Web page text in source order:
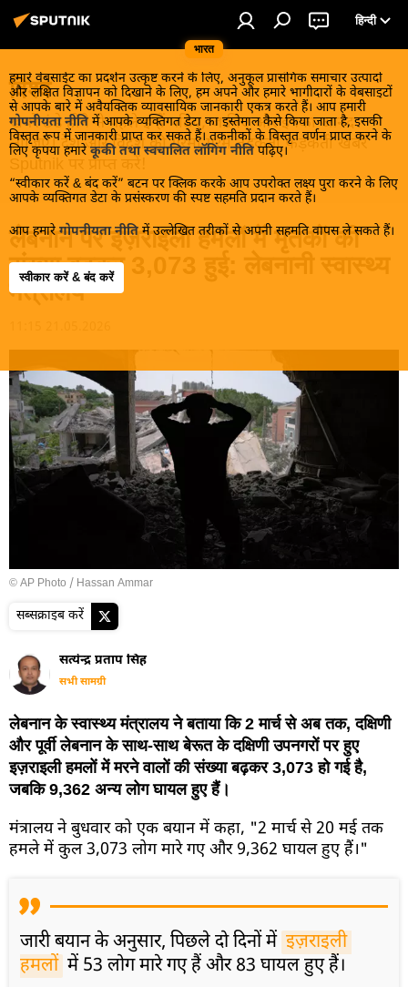
भारत
हिन्दी
हमारे वेबसाईट का प्रदर्शन उत्कृष्ट करने के लिए, अनुकूल प्रासंगिक समाचार उत्पादों
और लक्षित विज्ञापन को दिखाने के लिए, हम अपने और हमारे भागीदारों के वेबसाइटों
से आपके बारे में अवैयक्तिक व्यावसायिक जानकारी एकत्र करते हैं। आप हमारी
गोपनीयता नीति में आपके व्यक्तिगत डेटा का इस्तेमाल कैसे किया जाता है, इसकी
विस्तृत रूप में जानकारी प्राप्त कर सकते हैं। तकनीकों के विस्तृत वर्णन प्राप्त करने के
लिए कृपया हमारे कूकी तथा स्वचालित लॉगिंग नीति पढ़िए।
“स्वीकार करें & बंद करें” बटन पर क्लिक करके आप उपरोक्त लक्ष्य पुरा करने के लिए
आपके व्यक्तिगत डेटा के प्रसंस्करण की स्पष्ट सहमति प्रदान करते हैं।
आप हमारे गोपनीयता नीति में उल्लेखित तरीकों से अपनी सहमति वापस ले सकते हैं।
स्वीकार करें & बंद करें
विश्व
खबरें ठंडे होने से पहले इन्हें पढ़िए, जानिए और इनका आनंद
लीजिए। देश और विदेश की गरमा गरम तड़कती फड़कती खबरें
Sputnik पर प्राप्त करें!
लेबनान पर इज़राइली हमलों में मृतकों की
संख्या बढ़कर 3,073 हुई: लेबनानी स्वास्थ्य
मंत्रालय
© AP Photo / Hassan Ammar
सब्सक्राइब करें
सत्येन्द्र प्रताप सिंह
सभी सामग्री
लेबनान के स्वास्थ्य मंत्रालय ने बताया कि 2 मार्च से अब तक, दक्षिणी
और पूर्वी लेबनान के साथ-साथ बेरूत के दक्षिणी उपनगरों पर हुए
इज़राइली हमलों में मरने वालों की संख्या बढ़कर 3,073 हो गई है,
जबकि 9,362 अन्य लोग घायल हुए हैं।
मंत्रालय ने बुधवार को एक बयान में कहा, "2 मार्च से 20 मई तक
हमले में कुल 3,073 लोग मारे गए और 9,362 घायल हुए हैं।"
जारी बयान के अनुसार, पिछले दो दिनों में इज़राइली
हमलों में 53 लोग मारे गए हैं और 83 घायल हुए हैं।